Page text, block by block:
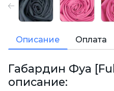
Описание Оплата
Габардин Фуа
описание: